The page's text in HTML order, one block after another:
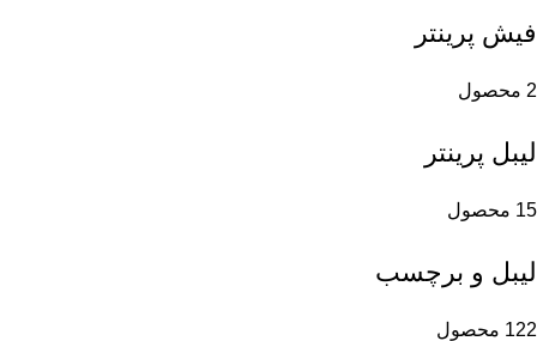
فیش پرینتر
2 محصول
لیبل پرینتر
15 محصول
لیبل و برچسب
122 محصول